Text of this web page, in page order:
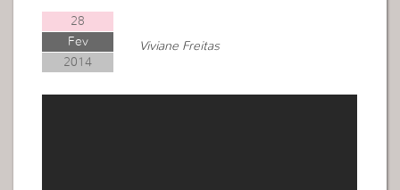
28
Fev
2014
Viviane Freitas